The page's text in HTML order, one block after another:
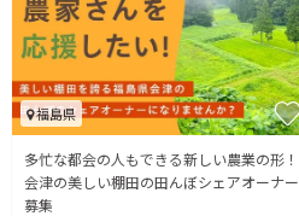
福島県
多忙な都会の人もできる新しい農業の形！
会津の美しい棚田の田んぼシェアオーナー
募集